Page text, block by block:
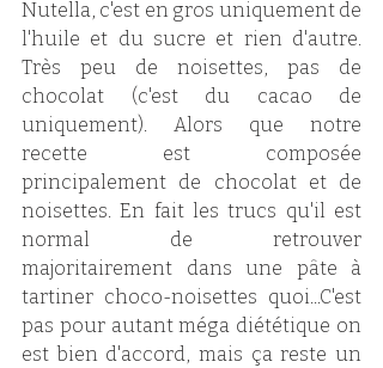
Nutella, c'est en gros uniquement de
l'huile et du sucre et rien d'autre.
Très peu de noisettes, pas de
chocolat (c'est du cacao de
uniquement). Alors que notre
recette est composée
principalement de chocolat et de
noisettes. En fait les trucs qu'il est
normal de retrouver
majoritairement dans une pâte à
tartiner choco-noisettes quoi...C'est
pas pour autant méga diététique on
est bien d'accord, mais ça reste un